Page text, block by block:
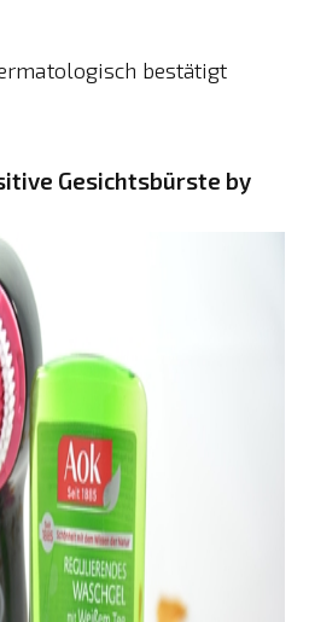
bestätigt
Gesichtsbürste by